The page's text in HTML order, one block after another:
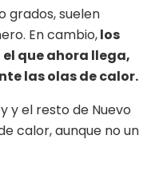
grados, suelen
En cambio,los
que ahora llega,
las olas de calor.
y el resto de Nuevo
calor, aunque no un